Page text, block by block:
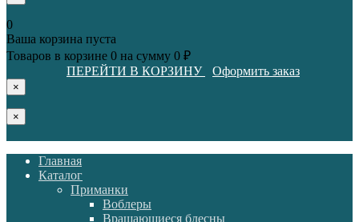
0
Ваша корзина пуста
Товаров в корзине 0 на сумму 0 ₽
ПЕРЕЙТИ В КОРЗИНУ
Оформить заказ
×
×
Главная
Каталог
Приманки
Воблеры
Вращающиеся блесны